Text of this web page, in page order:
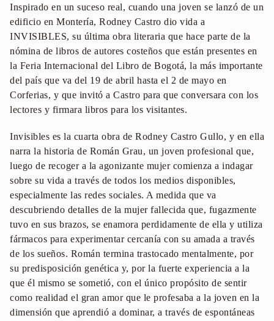
Inspirado en un suceso real, cuando una joven se lanzó de un
edificio en Montería, Rodney Castro dio vida a
INVISIBLES, su última obra literaria que hace parte de la
nómina de libros de autores costeños que están presentes en
la Feria Internacional del Libro de Bogotá, la más importante
del país que va del 19 de abril hasta el 2 de mayo en
Corferias, y que invitó a Castro para que conversara con los
lectores y firmara libros para los visitantes.
Invisibles es la cuarta obra de Rodney Castro Gullo, y en ella
narra la historia de Román Grau, un joven profesional que,
luego de recoger a la agonizante mujer comienza a indagar
sobre su vida a través de todos los medios disponibles,
especialmente las redes sociales. A medida que va
descubriendo detalles de la mujer fallecida que, fugazmente
tuvo en sus brazos, se enamora perdidamente de ella y utiliza
fármacos para experimentar cercanía con su amada a través
de los sueños. Román termina trastocado mentalmente, por
su predisposición genética y, por la fuerte experiencia a la
que él mismo se sometió, con el único propósito de sentir
como realidad el gran amor que le profesaba a la joven en la
dimensión que aprendió a dominar, a través de espontáneas